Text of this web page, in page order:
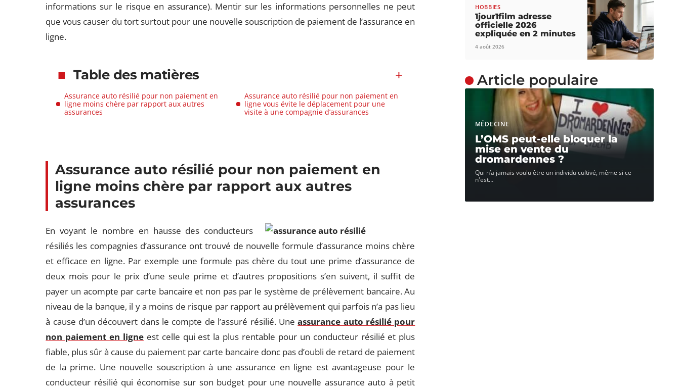
informations sur le risque en assurance).Mentir sur les informations personnelles ne peut
que vous causer du tort surtout pour une nouvelle souscription de paiement de l’assurance en
ligne.
Table des matières
Assurance auto résilié pour non paiement en
ligne moins chère par rapport aux autres
assurances
Assurance auto résilié pour non paiement en
ligne vous évite le déplacement pour une
visite à une compagnie d’assurances
Assurance auto résilié pour non paiement en
ligne moins chère par rapport aux autres
assurances
En voyant le nombre en hausse des conducteurs
résiliés les compagnies d’assurance ont trouvé de nouvelle formule d’assurance moins chère
et efficace en ligne. Par exemple une formule pas chère du tout une prime d’assurance de
deux mois pour le prix d’une seule prime et d’autres propositions s’en suivent, il suffit de
payer un acompte par carte bancaire et non pas par le système de prélèvement bancaire. Au
niveau de la banque, il y a moins de risque par rapport au prélèvement qui parfois n’a pas lieu
à cause d’un découvert dans le compte de l’assuré résilié. Uneassurance auto résilié pour
non paiement en ligneest celle qui est la plus rentable pour un conducteur résilié et plus
fiable, plus sûr à cause du paiement par carte bancaire donc pas d’oubli de retard de paiement
de la prime. Une nouvelle souscription à une assurance en ligne est avantageuse pour le
conducteur résilié qui économise sur son budget pour une nouvelle assurance auto à petit
HOBBIES
1jour1film adresse
officielle 2026
expliquée en 2 minutes
4 août 2026
Article populaire
MÉDECINE
L’OMS peut-elle bloquer la
mise en vente du
dromardennes ?
Qui n’a jamais voulu être un individu cultivé, même si ce
n'est…